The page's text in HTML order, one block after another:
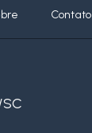
Contato